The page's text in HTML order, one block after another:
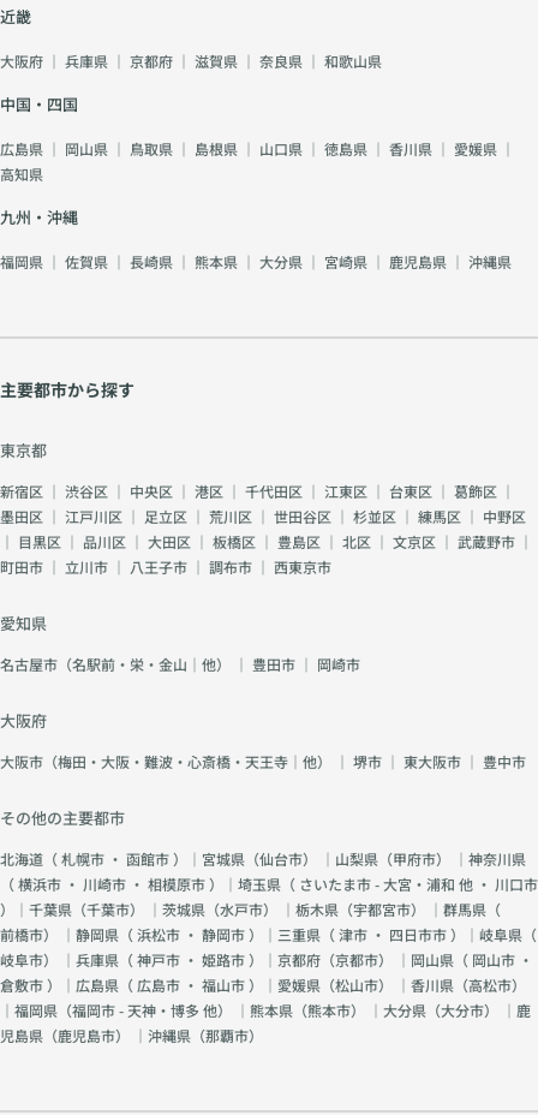
近畿
大阪府 ｜ 兵庫県 ｜ 京都府 ｜ 滋賀県 ｜ 奈良県 ｜ 和歌山県
中国・四国
広島県 ｜ 岡山県 ｜ 鳥取県 ｜ 島根県 ｜ 山口県 ｜ 徳島県 ｜ 香川県 ｜ 愛媛県 ｜
高知県
九州・沖縄
福岡県 ｜ 佐賀県 ｜ 長崎県 ｜ 熊本県 ｜ 大分県 ｜ 宮崎県 ｜ 鹿児島県 ｜ 沖縄県
主要都市から探す
東京都
新宿区 ｜ 渋谷区 ｜ 中央区 ｜ 港区 ｜ 千代田区 ｜ 江東区 ｜ 台東区 ｜ 葛飾区 ｜
墨田区 ｜ 江戸川区 ｜ 足立区 ｜ 荒川区 ｜ 世田谷区 ｜ 杉並区 ｜ 練馬区 ｜ 中野区
｜ 目黒区 ｜ 品川区 ｜ 大田区 ｜ 板橋区 ｜ 豊島区 ｜ 北区 ｜ 文京区 ｜ 武蔵野市 ｜
町田市 ｜ 立川市 ｜ 八王子市 ｜ 調布市 ｜ 西東京市
愛知県
名古屋市（名駅前・栄・金山｜他） ｜ 豊田市 ｜ 岡崎市
大阪府
大阪市（梅田・大阪・難波・心斎橋・天王寺｜他） ｜ 堺市 ｜ 東大阪市 ｜ 豊中市
その他の主要都市
北海道（札幌市 ・ 函館市）｜宮城県（仙台市） ｜山梨県（甲府市） ｜神奈川県
（横浜市 ・ 川崎市 ・ 相模原市）｜埼玉県（ さいたま市 - 大宮・浦和 他 ・ 川口市
）｜千葉県（千葉市） ｜茨城県（水戸市） ｜栃木県（宇都宮市） ｜群馬県（
前橋市） ｜静岡県（浜松市 ・ 静岡市）｜三重県（津市 ・ 四日市市）｜岐阜県（
岐阜市） ｜兵庫県（神戸市 ・ 姫路市）｜京都府（京都市） ｜岡山県（ 岡山市 ・
倉敷市）｜広島県（ 広島市 ・ 福山市）｜愛媛県（松山市） ｜香川県（高松市）
｜福岡県（福岡市 - 天神・博多 他） ｜熊本県（熊本市） ｜大分県（大分市） ｜鹿
児島県（鹿児島市） ｜沖縄県（那覇市）